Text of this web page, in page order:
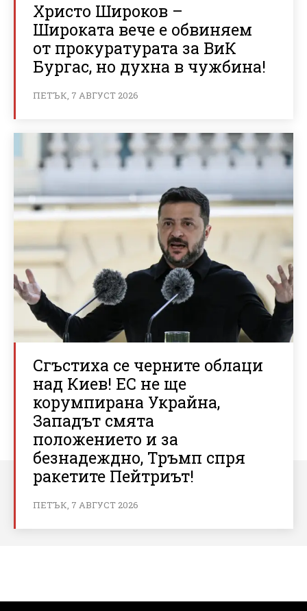
Христо Широков –
Широката вече е обвиняем
от прокуратурата за ВиК
Бургас, но духна в чужбина!
ПЕТЪК, 7 АВГУСТ 2026
Сгъстиха се черните облаци
над Киев! ЕС не ще
корумпирана Украйна,
Западът смята
положението и за
безнадеждно, Тръмп спря
ракетите Пейтриът!
ПЕТЪК, 7 АВГУСТ 2026